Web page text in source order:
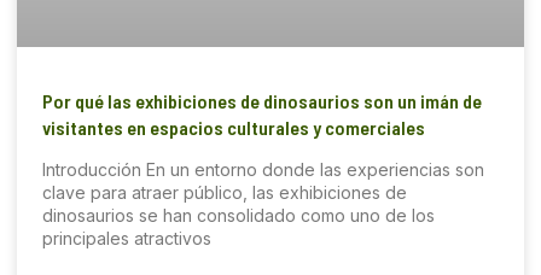
Por qué las exhibiciones de dinosaurios son un imán de
visitantes en espacios culturales y comerciales
Introducción En un entorno donde las experiencias son
clave para atraer público, las exhibiciones de
dinosaurios se han consolidado como uno de los
principales atractivos